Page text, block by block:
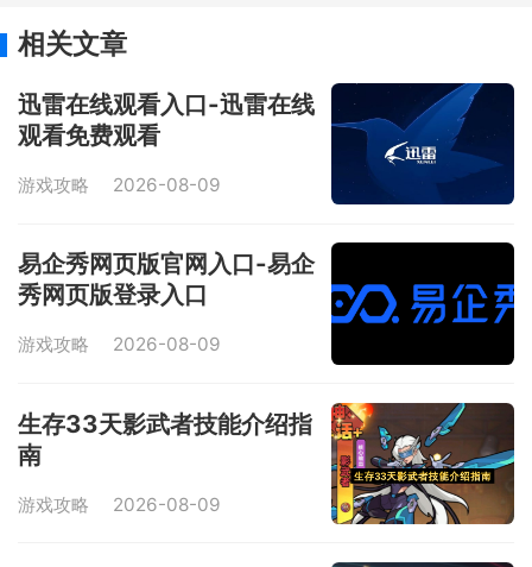
相关文章
迅雷在线观看入口-迅雷在线
观看免费观看
游戏攻略 2026-08-09
易企秀网页版官网入口-易企
秀网页版登录入口
游戏攻略 2026-08-09
生存33天影武者技能介绍指
南
游戏攻略 2026-08-09